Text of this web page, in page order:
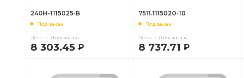
240Н-1115025-В
Под заказ
Цена в Ярославль
8 303.45 Р
7511.1115020-10
Под заказ
Цена в Ярославль
8 737.71 Р